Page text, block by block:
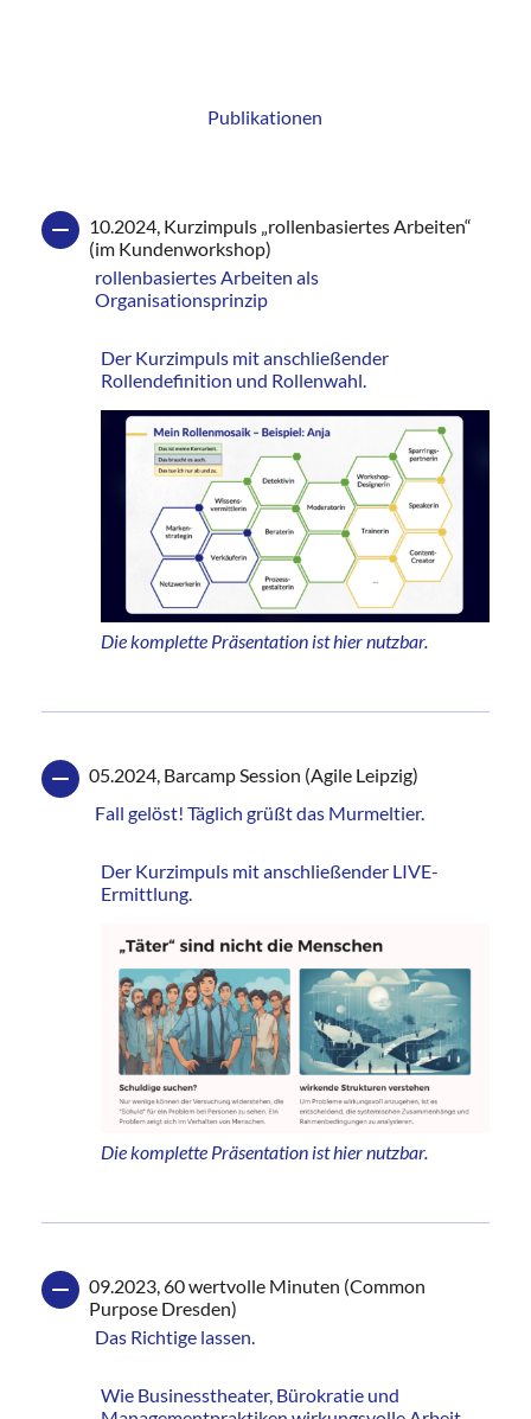
Publikationen
10.2024, Kurzimpuls „rollenbasiertes Arbeiten“
(im Kundenworkshop)
rollenbasiertes Arbeiten als
Organisationsprinzip
Der Kurzimpuls mit anschließender
Rollendefinition und Rollenwahl.
Die komplette Präsentation ist hier nutzbar.
05.2024, Barcamp Session (Agile Leipzig)
Fall gelöst! Täglich grüßt das Murmeltier.
Der Kurzimpuls mit anschließender LIVE-
Ermittlung.
Die komplette Präsentation ist hier nutzbar.
09.2023, 60 wertvolle Minuten (Common
Purpose Dresden)
Das Richtige lassen.
Wie Businesstheater, Bürokratie und